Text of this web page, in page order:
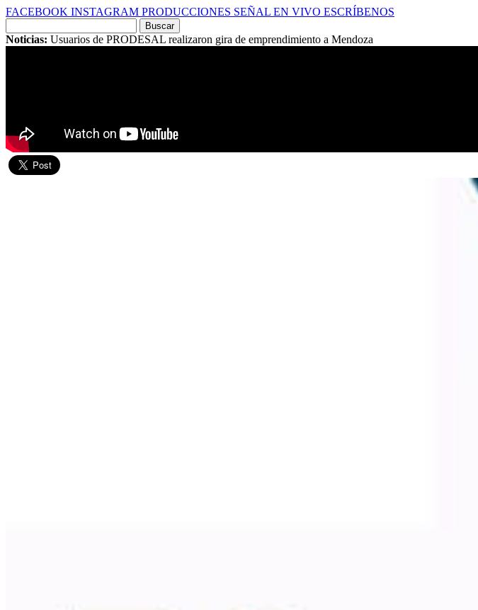
FACEBOOK INSTAGRAM PRODUCCIONES SEÑAL EN VIVO ESCRÍBENOS
por:
Noticias: Usuarios de PRODESAL realizaron gira de emprendimiento a Mendoza